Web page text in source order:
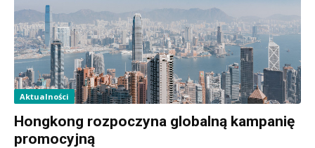
Aktualności
Hongkong rozpoczyna globalną kampanię
promocyjną